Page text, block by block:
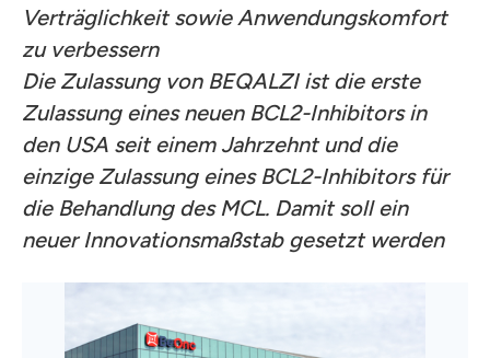
Verträglichkeit sowie Anwendungskomfort
zu verbessern
Die Zulassung von BEQALZI ist die erste
Zulassung eines neuen BCL2-Inhibitors in
den USA seit einem Jahrzehnt und die
einzige Zulassung eines BCL2-Inhibitors für
die Behandlung des MCL. Damit soll ein
neuer Innovationsmaßstab gesetzt werden